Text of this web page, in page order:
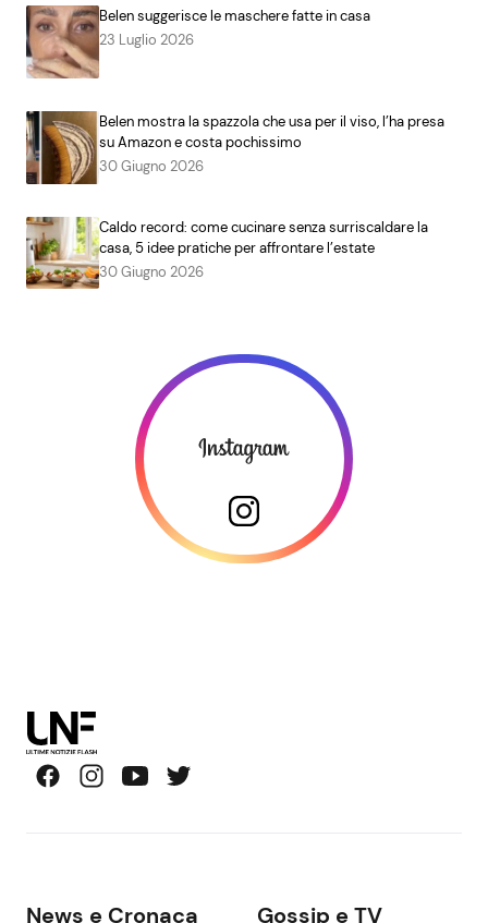
Belen suggerisce le maschere fatte in casa
23 Luglio 2026
Belen mostra la spazzola che usa per il viso, l’ha presa
su Amazon e costa pochissimo
30 Giugno 2026
Caldo record: come cucinare senza surriscaldare la
casa, 5 idee pratiche per affrontare l’estate
30 Giugno 2026
News e Cronaca Gossip e TV